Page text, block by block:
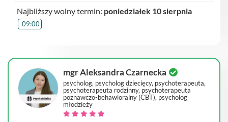
Najbliższy wolny termin: poniedziałek 10 sierpnia
09:00
mgr Aleksandra Czarnecka
psycholog, psycholog dziecięcy, psychoterapeuta,
psychoterapeuta rodzinny, psychoterapeuta
poznawczo-behawioralny (CBT), psycholog
młodzieży